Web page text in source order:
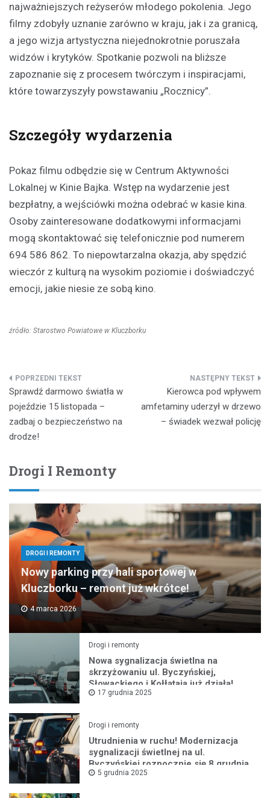
najważniejszych reżyserów młodego pokolenia. Jego
filmy zdobyły uznanie zarówno w kraju, jak i za granicą,
a jego wizja artystyczna niejednokrotnie poruszała
widzów i krytyków. Spotkanie pozwoli na bliższe
zapoznanie się z procesem twórczym i inspiracjami,
które towarzyszyły powstawaniu „Rocznicy”.
Szczegóły wydarzenia
Pokaz filmu odbędzie się w Centrum Aktywności
Lokalnej w Kinie Bajka. Wstęp na wydarzenie jest
bezpłatny, a wejściówki można odebrać w kasie kina.
Osoby zainteresowane dodatkowymi informacjami
mogą skontaktować się telefonicznie pod numerem
694 586 862. To niepowtarzalna okazja, aby spędzić
wieczór z kulturą na wysokim poziomie i doświadczyć
emocji, jakie niesie ze sobą kino.
źródło: Starostwo Powiatowe w Kluczborku
Nawigacja
wpisu
Sprawdź darmowo światła w
pojeździe 15 listopada –
zadbaj o bezpieczeństwo na
drodze!
Kierowca pod wpływem
amfetaminy uderzył w drzewo
– świadek wezwał policję
Drogi I Remonty
DROGI I REMONTY
Nowy parking przy hali sportowej w
Kluczborku – remont już wkrótce!
4 marca 2026
Drogi i remonty
Nowa sygnalizacja świetlna na
skrzyżowaniu ul. Byczyńskiej,
Słowackiego i Kołłątaja już działa!
17 grudnia 2025
Drogi i remonty
Utrudnienia w ruchu! Modernizacja
sygnalizacji świetlnej na ul.
Byczyńskiej rozpocznie się 8 grudnia
5 grudnia 2025